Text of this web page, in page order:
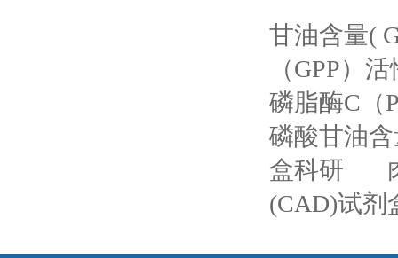
甘油含量(
（GPP）
磷脂酶C（
磷酸甘油
盒科研
(CAD)试剂